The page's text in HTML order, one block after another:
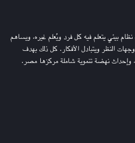
بيئي يتعلم فيه كل فرد ويُعلم غيره، ويساهم
النظر ويتبادل الأفكار. كل ذلك بهدف
وإحداث نهضة تنموية شاملة مركزها مصر.